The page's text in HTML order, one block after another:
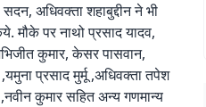
अधिवक्ता शहाबुद्दीन ने भी
मौके पर नाथो प्रसाद यादव,
कुमार, केसर पासवान,
प्रसाद मुर्मू ,अधिवक्ता तपेश
कुमार सहित अन्य गणमान्य